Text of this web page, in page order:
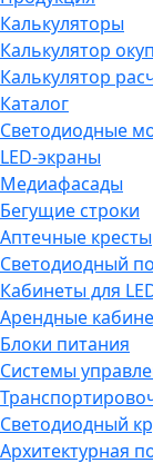
Калькуляторы
Калькулятор
Калькулятор
Каталог
Светодиодные
LED-экраны
Медиафасады
Бегущие строки
Аптечные кресты
Светодиодный
Кабинеты для
Арендные
Блоки питания
Системы
Светодиодный
Архитектурная